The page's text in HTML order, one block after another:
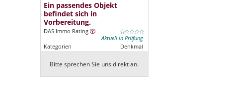
Ein passendes Objekt
befindet sich in
Vorbereitung.
DAS Immo Rating
Aktuell in Prüfung
Kategorien
Denkmal
Bitte sprechen Sie uns direkt an.